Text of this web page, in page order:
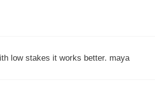
low stakes it works better. maya